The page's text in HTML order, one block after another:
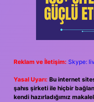
Reklam ve İletişim: Skype:
Yasal Uyarı: Bu internet
şahıs şirketi ile hiçbir
kendi hazırladığımız